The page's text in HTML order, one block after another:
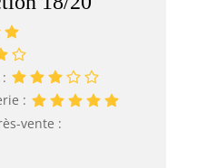
:
vente :